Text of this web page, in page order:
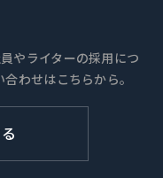
やライターの採用につ
わせはこちらから。